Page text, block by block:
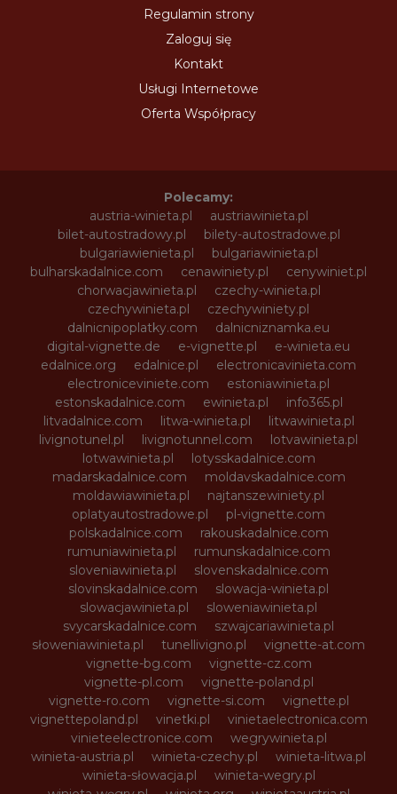
Regulamin strony
Zaloguj się
Kontakt
Usługi Internetowe
Oferta Współpracy
Polecamy:
austria-winieta.pl
austriawinieta.pl
bilet-autostradowy.pl
bilety-autostradowe.pl
bulgariawienieta.pl
bulgariawinieta.pl
bulharskadalnice.com
cenawiniety.pl
cenywiniet.pl
chorwacjawinieta.pl
czechy-winieta.pl
czechywinieta.pl
czechywiniety.pl
dalnicnipoplatky.com
dalnicniznamka.eu
digital-vignette.de
e-vignette.pl
e-winieta.eu
edalnice.org
edalnice.pl
electronicavinieta.com
electroniceviniete.com
estoniawinieta.pl
estonskadalnice.com
ewinieta.pl
info365.pl
litvadalnice.com
litwa-winieta.pl
litwawinieta.pl
livignotunel.pl
livignotunnel.com
lotvawinieta.pl
lotwawinieta.pl
lotysskadalnice.com
madarskadalnice.com
moldavskadalnice.com
moldawiawinieta.pl
najtanszewiniety.pl
oplatyautostradowe.pl
pl-vignette.com
polskadalnice.com
rakouskadalnice.com
rumuniawinieta.pl
rumunskadalnice.com
sloveniawinieta.pl
slovenskadalnice.com
slovinskadalnice.com
slowacja-winieta.pl
slowacjawinieta.pl
sloweniawinieta.pl
svycarskadalnice.com
szwajcariawinieta.pl
słoweniawinieta.pl
tunellivigno.pl
vignette-at.com
vignette-bg.com
vignette-cz.com
vignette-pl.com
vignette-poland.pl
vignette-ro.com
vignette-si.com
vignette.pl
vignettepoland.pl
vinetki.pl
vinietaelectronica.com
vinieteelectronice.com
wegrywinieta.pl
winieta-austria.pl
winieta-czechy.pl
winieta-litwa.pl
winieta-słowacja.pl
winieta-wegry.pl